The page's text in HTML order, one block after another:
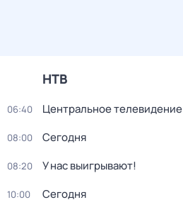
НТВ
06:40 Центральное телевидение
08:00 Сегодня
08:20 У нас выигрывают!
10:00 Сегодня